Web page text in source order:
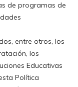
de programas de
entre otros, los
los
Educativas
Política